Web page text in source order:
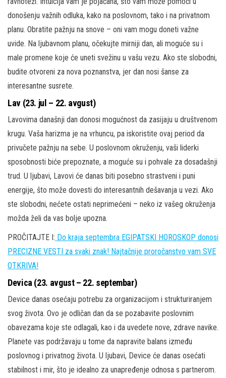
donošenju važnih odluka, kako na poslovnom, tako i na privatnom
planu. Obratite pažnju na snove – oni vam mogu doneti važne
uvide. Na ljubavnom planu, očekujte mirniji dan, ali moguće su i
male promene koje će uneti svežinu u vašu vezu. Ako ste slobodni,
budite otvoreni za nova poznanstva, jer dan nosi šanse za
interesantne susrete.
Lav (23. jul – 22. avgust)
Lavovima današnji dan donosi mogućnost da zasijaju u društvenom
krugu. Vaša harizma je na vrhuncu, pa iskoristite ovaj period da
privučete pažnju na sebe. U poslovnom okruženju, vaši liderki
sposobnosti biće prepoznate, a moguće su i pohvale za dosadašnji
trud. U ljubavi, Lavovi će danas biti posebno strastveni i puni
energije, što može dovesti do interesantnih dešavanja u vezi. Ako
ste slobodni, nećete ostati neprimećeni – neko iz vašeg okruženja
možda želi da vas bolje upozna.
PROČITAJTE I: Do kraja septembra EGIPATSKI HOROSKOP donosi
PRECIZNE VESTI za svaki znak! Najtačnije proročanstvo vam SVE
OTKRIVA!
Devica (23. avgust – 22. septembar)
Device danas osećaju potrebu za organizacijom i strukturiranjem
svog života. Ovo je odličan dan da se pozabavite poslovnim
obavezama koje ste odlagali, kao i da uvedete nove, zdrave navike.
Planete vas podržavaju u tome da napravite balans između
poslovnog i privatnog života. U ljubavi, Device će danas osećati
stabilnost i mir, što je idealno za unapređenje odnosa s partnerom.